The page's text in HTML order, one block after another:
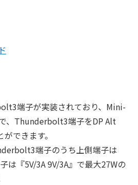
端子が実装されており、Mini-
、Thunderbolt3端子をDP Alt
できます。
端子のうち上側端子は
は『5V/3A 9V/3A』で最大27Wの